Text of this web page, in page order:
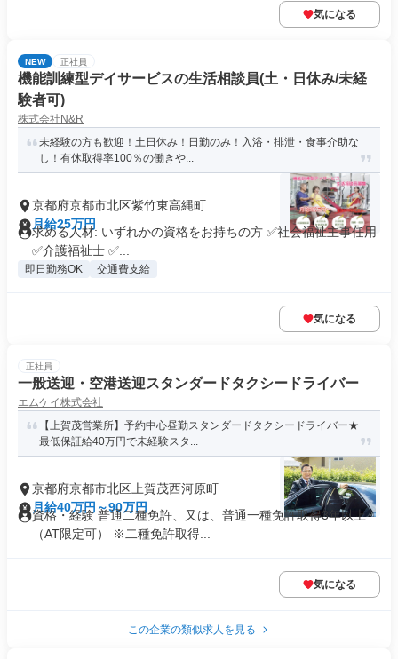
気になる
NEW 正社員
機能訓練型デイサービスの生活相談員(土・日休み/未経
験者可)
株式会社N&R
未経験の方も歓迎！土日休み！日勤のみ！入浴・排泄・食事介助な
し！有休取得率100％の働きや...
京都府京都市北区紫竹東高縄町
月給25万円
求める人材: いずれかの資格をお持ちの方 ✅️社会福祉主事任用
✅️介護福祉士 ✅️...
即日勤務OK 交通費支給
気になる
正社員
一般送迎・空港送迎スタンダードタクシードライバー
エムケイ株式会社
【上賀茂営業所】予約中心昼勤スタンダードタクシードライバー★
最低保証給40万円で未経験スタ...
京都府京都市北区上賀茂西河原町
月給40万円～90万円
資格・経験 普通二種免許、又は、普通一種免許取得3年以上
（AT限定可） ※二種免許取得...
気になる
この企業の類似求人を見る